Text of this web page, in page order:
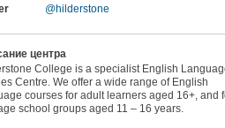
@hilderstone
центра
College is a specialist English
Centre. We offer a wide range of English
courses for adult learners aged 16+, and
school groups aged 11 – 16 years.